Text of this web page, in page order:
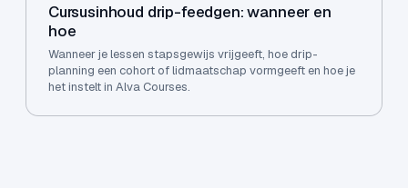
Cursusinhoud drip-feedgen: wanneer en
hoe
Wanneer je lessen stapsgewijs vrijgeeft, hoe drip-
planning een cohort of lidmaatschap vormgeeft en hoe je
het instelt in Alva Courses.